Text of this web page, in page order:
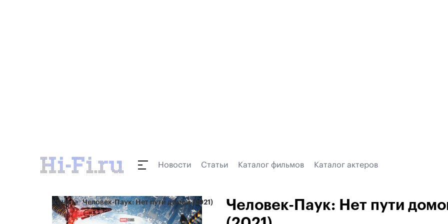
Новости Статьи Каталог фильмов Каталог актеров
Кино Человек-Паук: Нет пути домой (2021)
Человек-Паук: Нет пути